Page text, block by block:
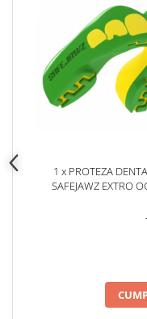
1 x PROTEZA
SAFEJAWZ EXTRO